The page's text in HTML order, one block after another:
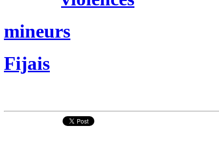
mineurs
Fijais